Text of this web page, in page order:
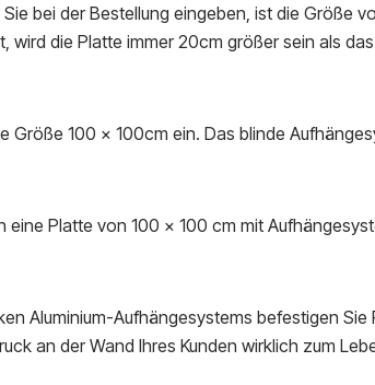
bei der Bestellung eingeben, ist die Größe
wird die Platte immer 20cm größer sein als
Größe 100 x 100cm ein. Das blinde
eine Platte von 100 x 100 cm mit
Aluminium-Aufhängesystems befestigen
an der Wand Ihres Kunden wirklich zum